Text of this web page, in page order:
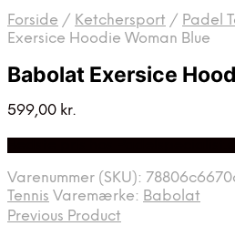
Forside / Ketchersport / Padel
Exersice Hoodie Woman Blue
Babolat Exersice
599,00 kr.
Varenummer (SKU):
Tennis Varemærke: Babolat
Previous Product